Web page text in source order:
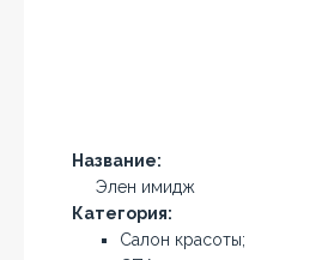
Название:
Элен имидж
Категория:
Салон красоты;